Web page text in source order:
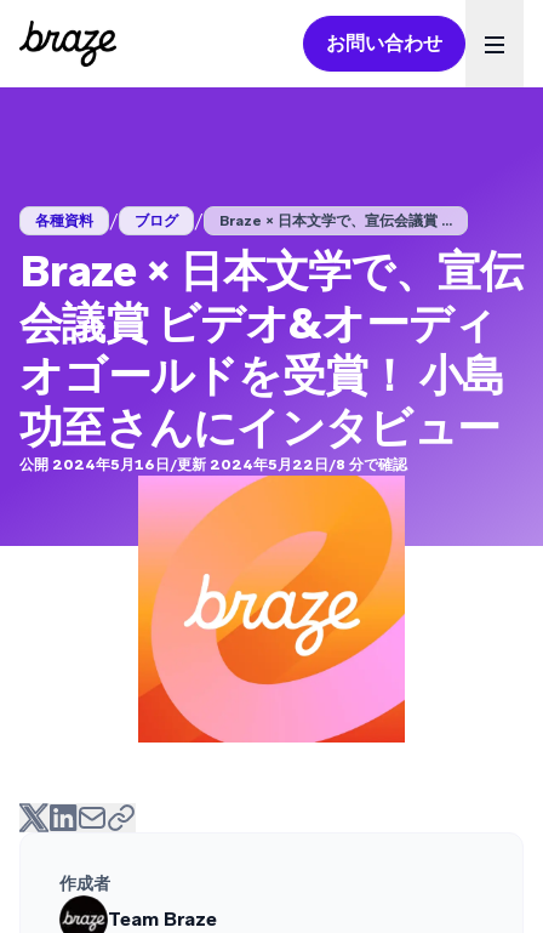
お問い合わせ
各種資料 / ブログ / Braze × 日本文学で、宣伝会議賞 ...
Braze × 日本文学で、宣伝
会議賞 ビデオ&オーディ
オゴールドを受賞！ 小島
功至さんにインタビュー
公開 2024年5月16日/更新 2024年5月22日/8 分で確認
作成者
Team Braze